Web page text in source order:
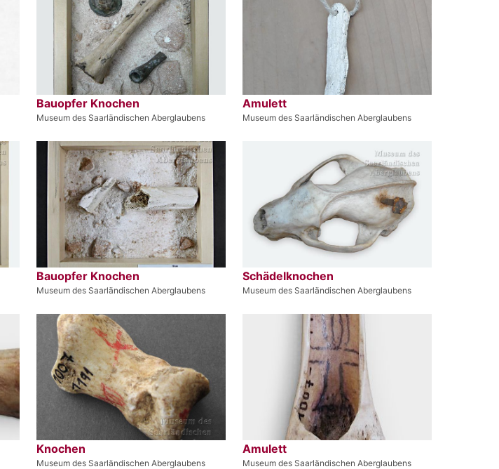
Bauopfer Knochen
Museum des Saarländischen Aberglaubens
Amulett
Museum des Saarländischen Aberglaubens
Bauopfer Knochen
Museum des Saarländischen Aberglaubens
Schädelknochen
Museum des Saarländischen Aberglaubens
Knochen
Museum des Saarländischen Aberglaubens
Amulett
Museum des Saarländischen Aberglaubens